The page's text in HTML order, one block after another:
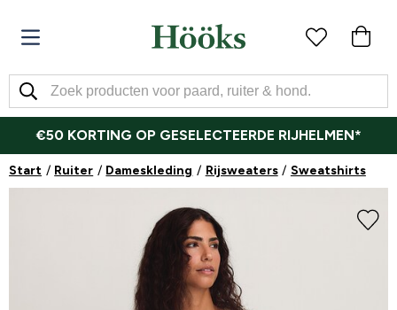
€50 KORTING OP GESELECTEERDE RIJHELMEN*
Start Ruiter Dameskleding Rijsweaters Sweatshirts